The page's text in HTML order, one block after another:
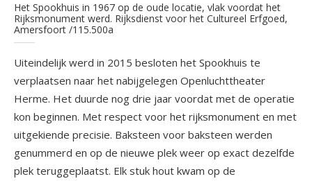
Het Spookhuis in 1967 op de oude locatie, vlak voordat het
Rijksmonument werd. Rijksdienst voor het Cultureel Erfgoed,
Amersfoort /115.500a
Uiteindelijk werd in 2015 besloten het Spookhuis te
verplaatsen naar het nabijgelegen Openluchttheater
Herme. Het duurde nog drie jaar voordat met de operatie
kon beginnen. Met respect voor het rijksmonument en met
uitgekiende precisie. Baksteen voor baksteen werden
genummerd en op de nieuwe plek weer op exact dezelfde
plek teruggeplaatst. Elk stuk hout kwam op de